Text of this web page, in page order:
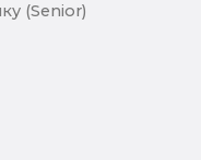
(Senior)